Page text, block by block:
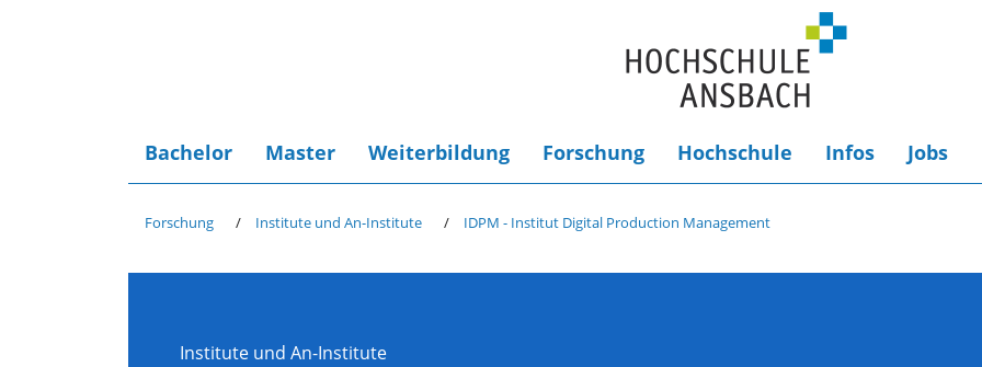
Bachelor Master Weiterbildung Forschung Hochschule Infos Jobs
Forschung Institute und An-Institute IDPM - Institut Digital Production Management
Institute und An-Institute